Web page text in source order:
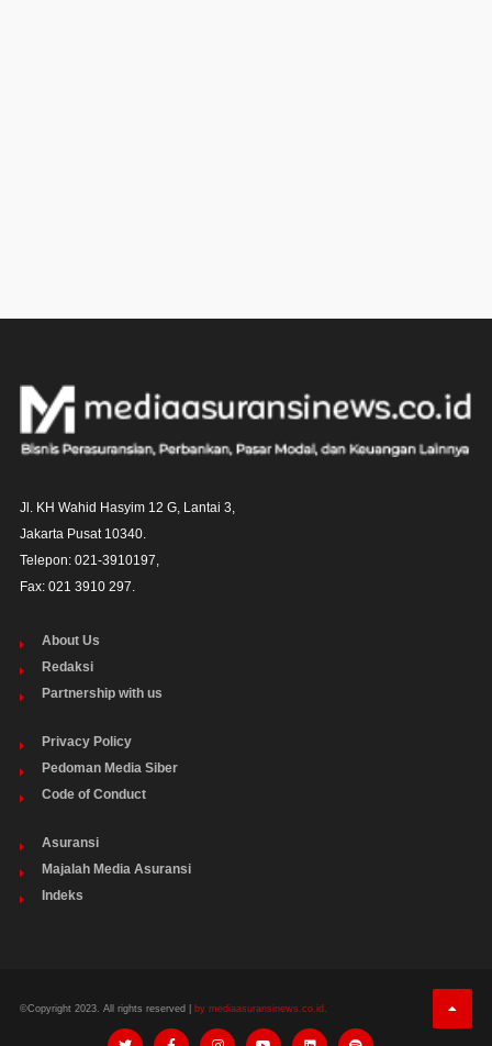
Jl. KH Wahid Hasyim 12 G, Lantai 3,
Jakarta Pusat 10340.
Telepon: 021-3910197,
Fax: 021 3910 297.
About Us
Redaksi
Partnership with us
Privacy Policy
Pedoman Media Siber
Code of Conduct
Asuransi
Majalah Media Asuransi
Indeks
©Copyright 2023. All rights reserved | by mediaasuransinews.co.id.